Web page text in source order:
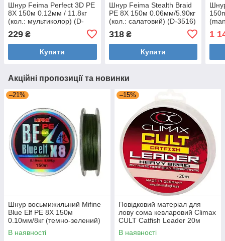
Шнур Feima Perfect 3D PE
8X 150м 0.12мм / 11.8кг
(кол.: мультиколор) (D-
229 ₴
Купити
Шнур Feima Stealth Braid
PE 8X 150м 0.06мм/5.90кг
(кол.: салатовий) (D-3516)
318₴
Купити
1
Акційні пропозиції та новинки
–21%
Шнур восьмижильний Mifine
Blue Elf PE 8X 150м
0.10мм/8кг (темно-зелений)
В наявності
–15%
Повідковий матеріал для
лову сома кевларовий Climax
CULT Catfish Leader 20м
0.8мм 80кг (зелений)
(сомовий)
В наявності